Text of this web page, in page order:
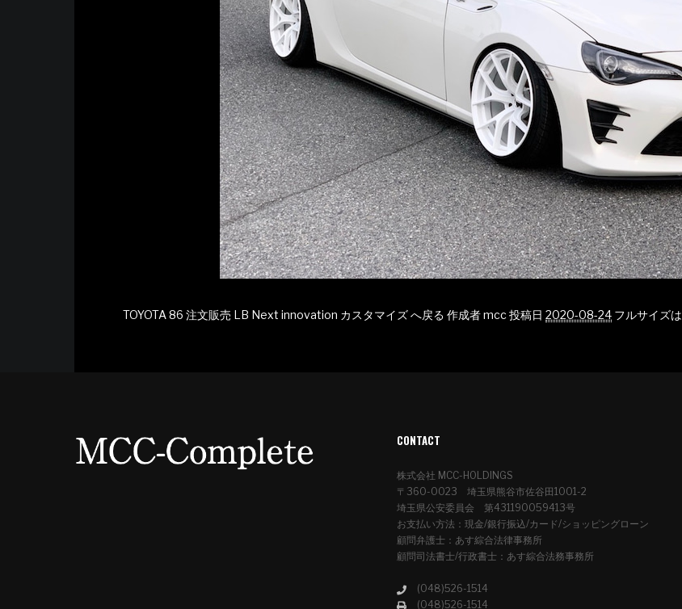
TOYOTA 86 注文販売 LB Next innovation カスタマイズ へ戻る 作成者mcc投稿日 2020-08-24 フルサイズは
CONTACT
株式会社 MCC-HOLDINGS
〒360-0023 埼玉県熊谷市佐谷田1001-2
埼玉県公安委員会 第431190059413号
お支払い方法：現金/銀行振込/カード/ショッピングローン
顧問弁護士：あす綜合法律事務所
顧問司法書士/行政書士：あす綜合法務事務所
(048)526-1514
(048)526-1514